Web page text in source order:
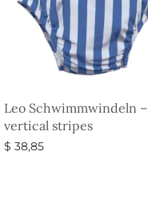
Leo Schwimmwindeln –
vertical stripes
$ 38,85